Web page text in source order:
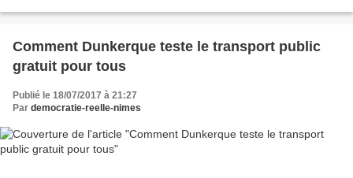
Comment Dunkerque teste le transport public
gratuit pour tous
Publié le 18/07/2017 à 21:27
Par democratie-reelle-nimes